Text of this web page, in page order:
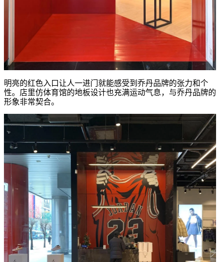
明亮的红色入口让人一进门就能感受到乔丹品牌的张力和个
性。店里仿体育馆的地板设计也充满运动气息，与乔丹品牌的
形象非常契合。